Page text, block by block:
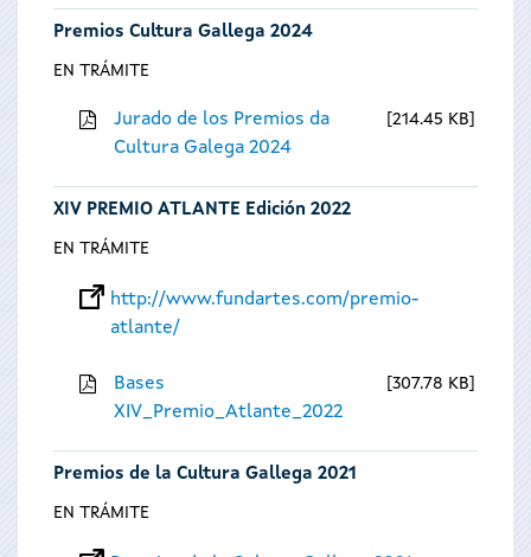
Premios Cultura Gallega 2024
EN TRÁMITE
Jurado de los Premios da
Cultura Galega 2024
214.45 KB
XIV PREMIO ATLANTE Edición 2022
EN TRÁMITE
http://www.fundartes.com/premio-
atlante/
Bases
XIV_Premio_Atlante_2022
307.78 KB
Premios de la Cultura Gallega 2021
EN TRÁMITE